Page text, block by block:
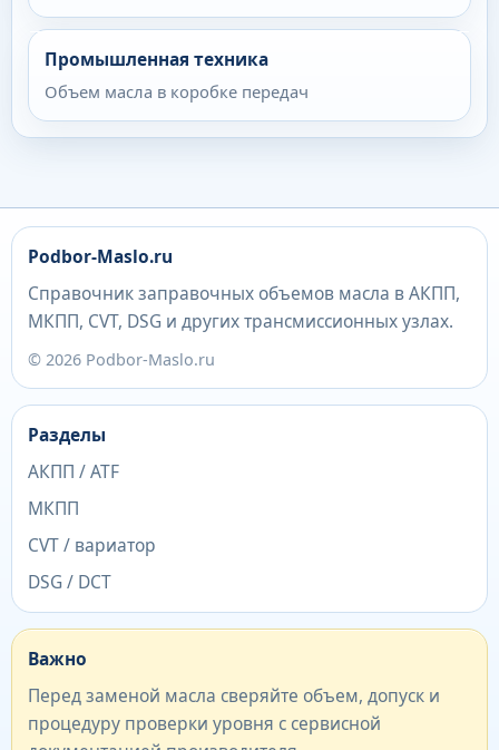
Промышленная техника
Объем масла в коробке передач
Podbor-Maslo.ru
Справочник заправочных объемов масла в АКПП,
МКПП, CVT, DSG и других трансмиссионных узлах.
© 2026 Podbor-Maslo.ru
Разделы
АКПП / ATF
МКПП
CVT / вариатор
DSG / DCT
Важно
Перед заменой масла сверяйте объем, допуск и
процедуру проверки уровня с сервисной